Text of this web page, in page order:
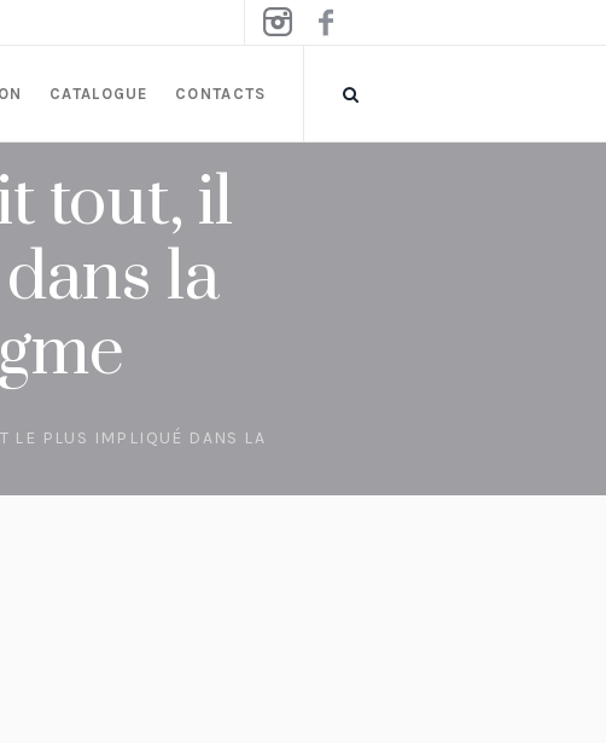
CATALOGUE CONTACTS
tout, il
la
LE PLUS IMPLIQUÉ DANS LA